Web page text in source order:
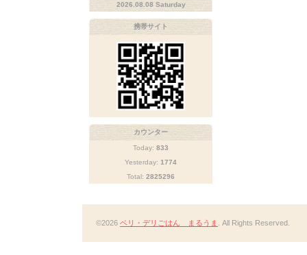
2026.08.08 Saturday
携帯サイト
カウンター
Today: 833
Yesterday: 1774
Total: 2825296
©2026 ベリ・デリごはん まるうま . All Rights Reserved.